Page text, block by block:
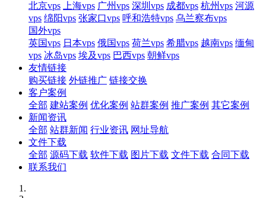
北京vps
上海vps 广州vps 深圳vps 成都vps 杭州vps 河源
vps 绵阳vps 张家口vps 呼和浩特vps 乌兰察布vps
国外vps
英国vps 日本vps 俄国vps 荷兰vps 希腊vps 越南vps 缅甸
vps 冰岛vps 埃及vps 巴西vps 朝鲜vps
友情链接
购买链接 外链推广 链接交换
客户案例
全部 建站案例 优化案例 站群案例 推广案例 其它案例
新闻资讯
全部 站群新闻 行业资讯 网址导航
文件下载
全部 源码下载 软件下载 图片下载 文件下载 合同下载
联系我们